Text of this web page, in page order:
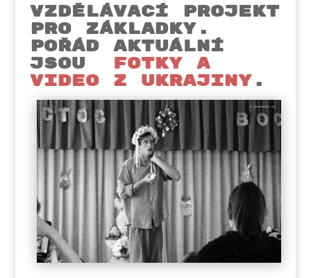
VZDĚLÁVACÍ PROJEKT
PRO ZÁKLADKY.
POŘÁD AKTUÁLNÍ
JSOU fotky a
video z Ukrajiny.